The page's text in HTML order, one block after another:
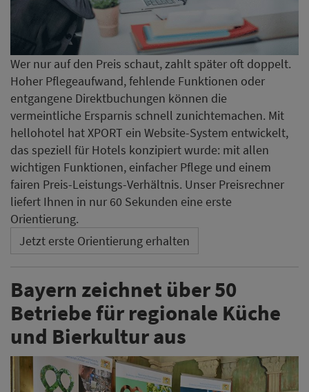
Wer nur auf den Preis schaut, zahlt später oft doppelt.
Hoher Pflegeaufwand, fehlende Funktionen oder
entgangene Direktbuchungen können die
vermeintliche Ersparnis schnell zunichtemachen. Mit
hellohotel hat XPORT ein Website-System entwickelt,
das speziell für Hotels konzipiert wurde: mit allen
wichtigen Funktionen, einfacher Pflege und einem
fairen Preis-Leistungs-Verhältnis. Unser Preisrechner
liefert Ihnen in nur 60 Sekunden eine erste
Orientierung.
Jetzt erste Orientierung erhalten
Bayern zeichnet über 50
Betriebe für regionale Küche
und Bierkultur aus